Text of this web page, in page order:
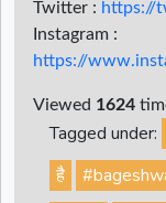
Twitter : https://
Instagram :
https://
Viewed 1624
Tagged under:
है